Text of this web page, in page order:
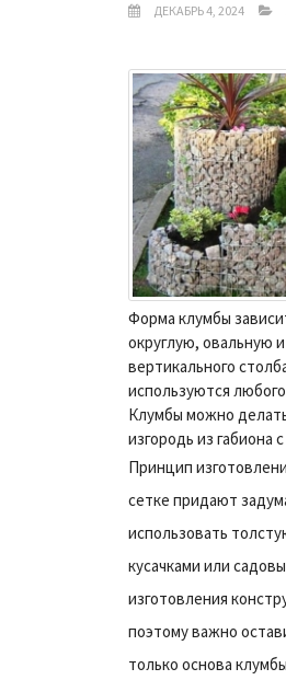
ДЕКАБРЬ 4, 2024
Форма клумбы
округлую, овальную
вертикального
используются
Клумбы можно
изгородь из
Принцип
сетке придают
использовать
кусачками или
изготовления
поэтому важно
только основа